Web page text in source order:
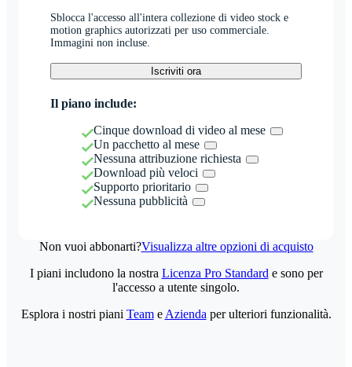
Sblocca l'accesso all'intera collezione di video stock e
motion graphics autorizzati per uso commerciale.
Immagini non incluse.
Iscriviti ora
Il piano include:
Cinque download di video al mese
Un pacchetto al mese
Nessuna attribuzione richiesta
Download più veloci
Supporto prioritario
Nessuna pubblicità
Non vuoi abbonarti?Visualizza altre opzioni di acquisto
I piani includono la nostra Licenza Pro Standard e sono per
l'accesso a utente singolo.
Esplora i nostri piani Teame Azienda per ulteriori funzionalità.